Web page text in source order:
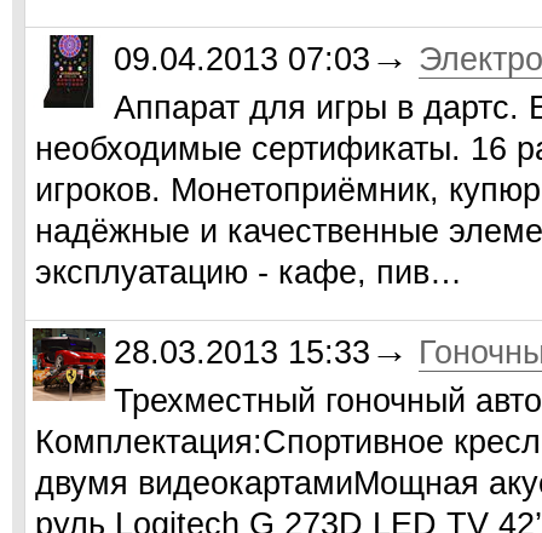
09.04.2013 07:03 →
Аппарат для игры в дартс.
необходимые сертификаты. 16
игроков. Монетоприёмник,
надёжные и качественные
эксплуатацию - кафе, пив…
28.03.2013 15:33 →
Трехместный гоночный
Комплектация:Спортивное
двумя видеокартамиМощная
руль Logitech G 273D LED TV